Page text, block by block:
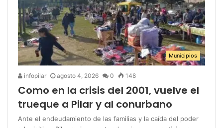
Municipios
infopilar agosto 4, 2026 0 148
Como en la crisis del 2001, vuelve el
trueque a Pilar y al conurbano
Ante el endeudamiento de las familias y la caída del poder